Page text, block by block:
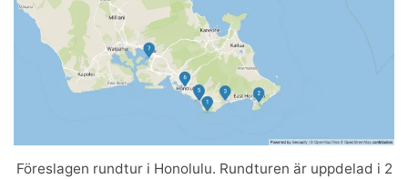
Föreslagen rundtur i Honolulu. Rundturen är uppdelad i 2